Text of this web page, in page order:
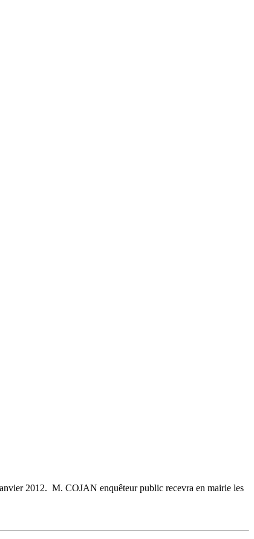
2012. M. COJAN enquêteur public recevra en mairie les